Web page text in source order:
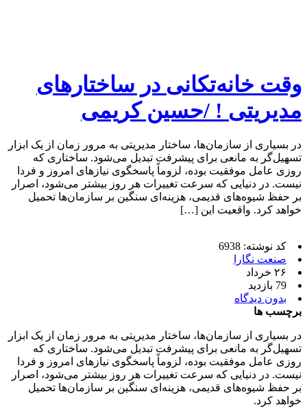
وقت خانه‌تکانی در ساختارهای
مدیریتی ! /حسین کریمی
در بسیاری از سازمان‌ها، ساختار مدیریتی به مرور زمان از یک ابزار
تسهیل‌گر به مانعی برای پیشرفت تبدیل می‌شود. ساختاری که
روزی عامل موفقیت بوده، لزوماً پاسخگوی نیازهای امروز و فردا
نیست. در دنیایی که سرعت تغییرات هر روز بیشتر می‌شود، اصرار
بر حفظ شیوه‌های قدیمی، هزینه‌ای سنگین بر سازمان‌ها تحمیل
خواهد کرد. واقعیت این […]
کد نوشته: 6938
صنعت نگارا
۲۶ خرداد
79 بازدید
بدون دیدگاه
برچسب ها
در بسیاری از سازمان‌ها، ساختار مدیریتی به مرور زمان از یک ابزار
تسهیل‌گر به مانعی برای پیشرفت تبدیل می‌شود. ساختاری که
روزی عامل موفقیت بوده، لزوماً پاسخگوی نیازهای امروز و فردا
نیست. در دنیایی که سرعت تغییرات هر روز بیشتر می‌شود، اصرار
بر حفظ شیوه‌های قدیمی، هزینه‌ای سنگین بر سازمان‌ها تحمیل
خواهد کرد.